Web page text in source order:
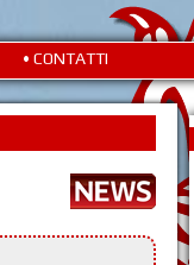
• CONTATTI